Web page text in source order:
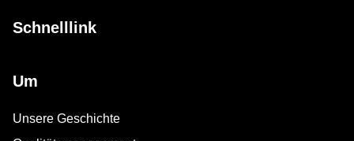
Schnelllink
Um
Unsere Geschichte